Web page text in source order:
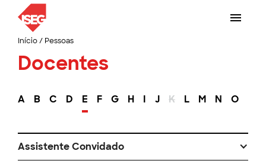
Início/ Pessoas
Docentes
A B C D E F G H I J K L M N O
Assistente Convidado